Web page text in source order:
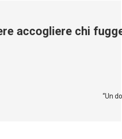
accogliere chi
“Un